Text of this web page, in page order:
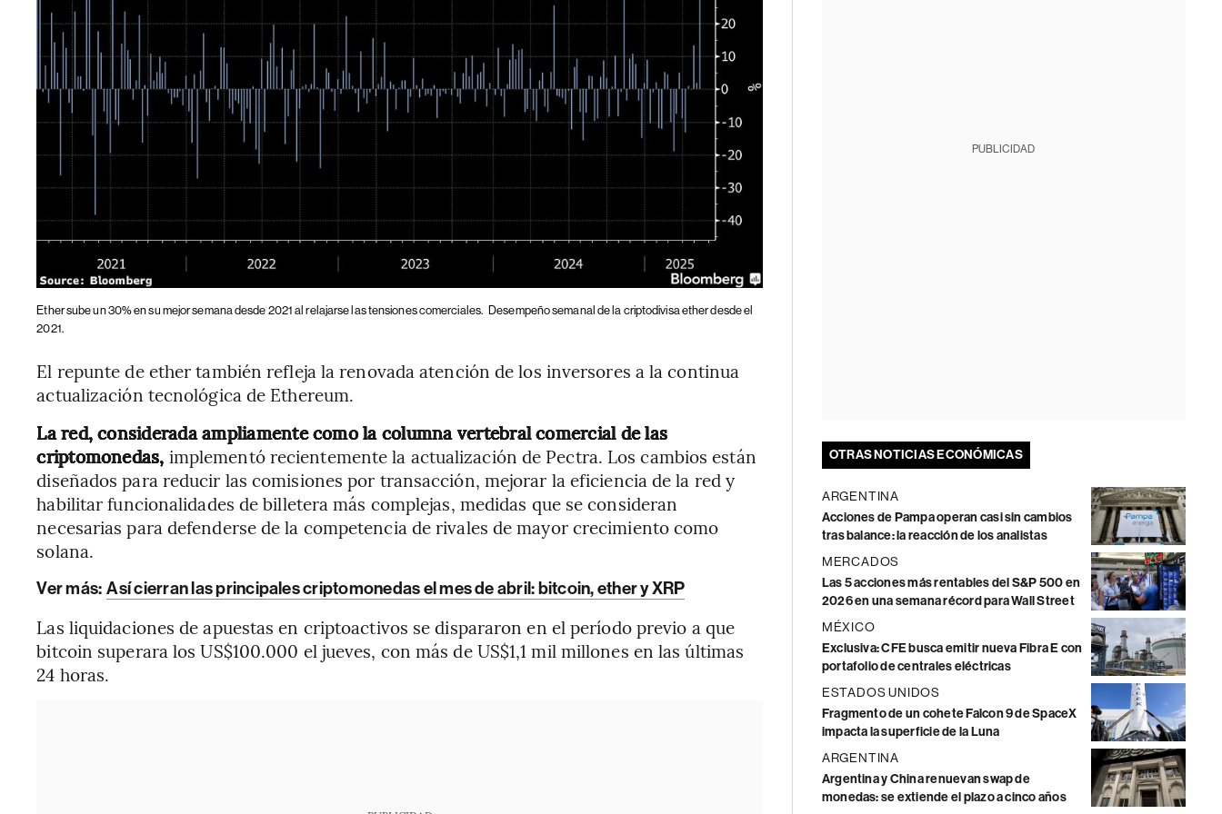
Ether sube un 30% en su mejor semana desde 2021 al relajarse las tensiones comerciales. Desempeño semanal de la criptodivisa ether desde el
2021.
El repunte de ether también refleja la renovada atención de los inversores a la continua
actualización tecnológica de Ethereum.
La red, considerada ampliamente como la columna vertebral comercial de las
criptomonedas, implementó recientemente la actualización de Pectra. Los cambios están
diseñados para reducir las comisiones por transacción, mejorar la eficiencia de la red y
habilitar funcionalidades de billetera más complejas, medidas que se consideran
necesarias para defenderse de la competencia de rivales de mayor crecimiento como
solana.
Ver más: Así cierran las principales criptomonedas el mes de abril: bitcoin, ether y XRP
Las liquidaciones de apuestas en criptoactivos se dispararon en el período previo a que
bitcoin superara los US$100.000 el jueves, con más de US$1,1 mil millones en las últimas
24 horas.
PUBLICIDAD
OTRAS NOTICIAS ECONÓMICAS
ARGENTINA
Acciones de Pampa operan casi sin cambios
tras balance: la reacción de los analistas
MERCADOS
Las 5 acciones más rentables del S&P 500 en
2026 en una semana récord para Wall Street
MÉXICO
Exclusiva: CFE busca emitir nueva Fibra E con
portafolio de centrales eléctricas
ESTADOS UNIDOS
Fragmento de un cohete Falcon 9 de SpaceX
impacta la superficie de la Luna
ARGENTINA
Argentina y China renuevan swap de
monedas: se extiende el plazo a cinco años